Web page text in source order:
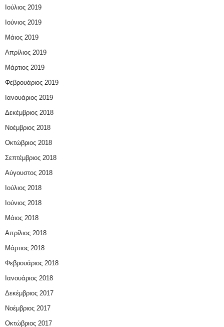
Ιούλιος 2019
Ιούνιος 2019
Μάιος 2019
Απρίλιος 2019
Μάρτιος 2019
Φεβρουάριος 2019
Ιανουάριος 2019
Δεκέμβριος 2018
Νοέμβριος 2018
Οκτώβριος 2018
Σεπτέμβριος 2018
Αύγουστος 2018
Ιούλιος 2018
Ιούνιος 2018
Μάιος 2018
Απρίλιος 2018
Μάρτιος 2018
Φεβρουάριος 2018
Ιανουάριος 2018
Δεκέμβριος 2017
Νοέμβριος 2017
Οκτώβριος 2017